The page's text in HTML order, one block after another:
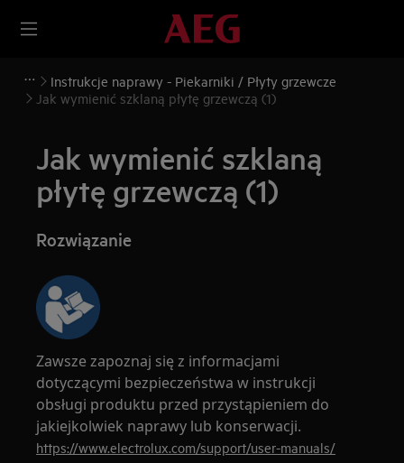
Instrukcje naprawy - Piekarniki / Płyty grzewcze
Jak wymienić szklaną płytę grzewczą (1)
Jak wymienić szklaną
płytę grzewczą (1)
Rozwiązanie
Zawsze zapoznaj się z informacjami
dotyczącymi bezpieczeństwa w instrukcji
obsługi produktu przed przystąpieniem do
jakiejkolwiek naprawy lub konserwacji.
https://www.electrolux.com/support/user-manuals/